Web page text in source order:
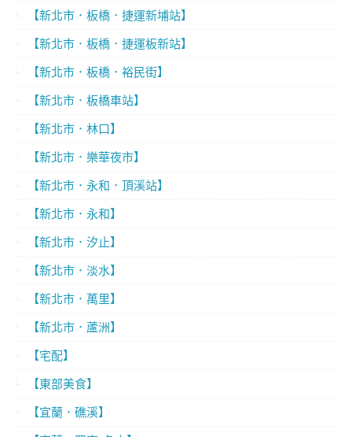
【新北市．板橋．捷運新埔站】
【新北市．板橋．捷運板新站】
【新北市．板橋．裕民街】
【新北市．板橋車站】
【新北市．林口】
【新北市．樂華夜市】
【新北市．永和．頂溪站】
【新北市．永和】
【新北市．汐止】
【新北市．淡水】
【新北市．萬里】
【新北市．蘆洲】
【宅配】
【東部美食】
【宜蘭．礁溪】